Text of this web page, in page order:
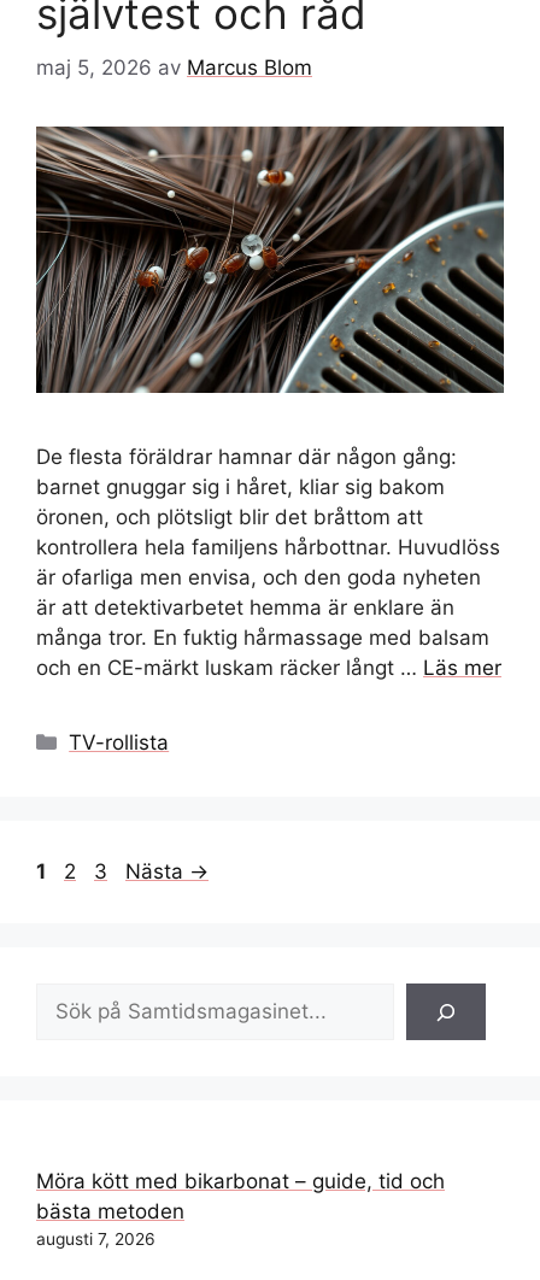
självtest och råd
maj 5, 2026 av Marcus Blom
De flesta föräldrar hamnar där någon gång:
barnet gnuggar sig i håret, kliar sig bakom
öronen, och plötsligt blir det bråttom att
kontrollera hela familjens hårbottnar. Huvudlöss
är ofarliga men envisa, och den goda nyheten
är att detektivarbetet hemma är enklare än
många tror. En fuktig hårmassage med balsam
och en CE-märkt luskam räcker långt … Läs mer
Kategorier
TV-rollista
Sida
1 Sida
2 Sida
3 Nästa →
Sök
Möra kött med bikarbonat – guide, tid och
bästa metoden
augusti 7, 2026